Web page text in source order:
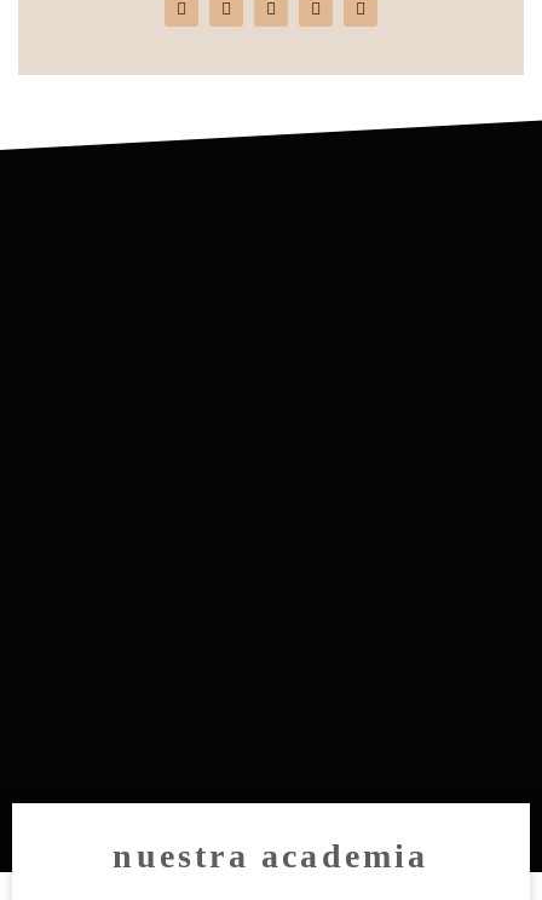
nuestra academia